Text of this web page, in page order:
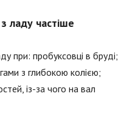
ладу частіше
при: пробуксовці в бруді;
з глибокою колією;
із-за чого на вал